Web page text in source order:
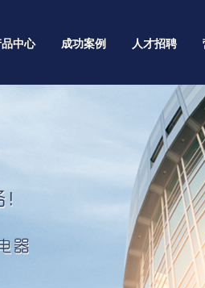
品中心 成功案例 人才招聘